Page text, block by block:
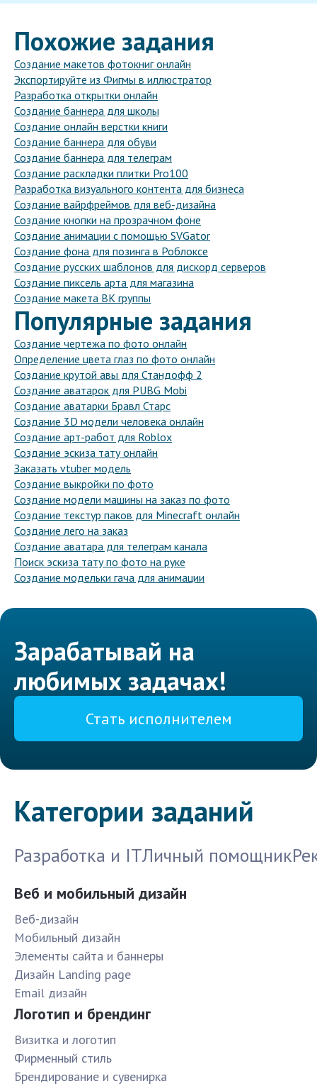
Похожие задания
Создание макетов фотокниг онлайн
Экспортируйте из Фигмы в иллюстратор
Разработка открытки онлайн
Создание баннера для школы
Создание онлайн верстки книги
Создание баннера для обуви
Создание баннера для телеграм
Создание раскладки плитки Pro100
Разработка визуального контента для бизнеса
Создание вайрфреймов для веб-дизайна
Создание кнопки на прозрачном фоне
Создание анимации с помощью SVGator
Создание фона для позинга в Роблоксе
Создание русских шаблонов для дискорд серверов
Создание пиксель арта для магазина
Создание макета ВК группы
Популярные задания
Создание чертежа по фото онлайн
Определение цвета глаз по фото онлайн
Создание крутой авы для Стандофф 2
Создание аватарок для PUBG Mobi
Создание аватарки Бравл Старс
Создание 3D модели человека онлайн
Создание арт-работ для Roblox
Создание эскиза тату онлайн
Заказать vtuber модель
Создание выкройки по фото
Создание модели машины на заказ по фото
Создание текстур паков для Minecraft онлайн
Создание лего на заказ
Создание аватара для телеграм канала
Поиск эскиза тату по фото на руке
Создание модельки гача для анимации
Зарабатывай на
любимых задачах!
Стать исполнителем
Категории заданий
Разработка и ITЛичный помощник
Веб и мобильный дизайн
Веб-дизайн
Мобильный дизайн
Элементы сайта и баннеры
Дизайн Landing page
Email дизайн
Логотип и брендинг
Визитка и логотип
Фирменный стиль
Брендирование и сувенирка